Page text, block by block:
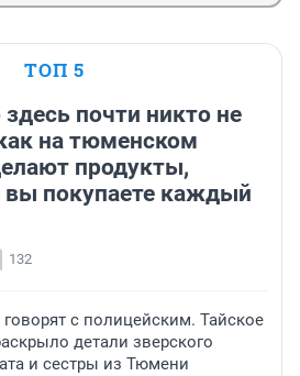
ТОП 5
почти никто не
на тюменском
продукты,
вы покупаете каждый
132
с полицейским. Тайское
детали зверского
и сестры из Тюмени